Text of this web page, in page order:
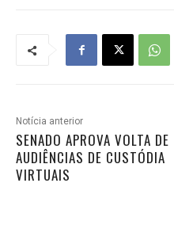
Notícia anterior
SENADO APROVA VOLTA DE
AUDIÊNCIAS DE CUSTÓDIA
VIRTUAIS